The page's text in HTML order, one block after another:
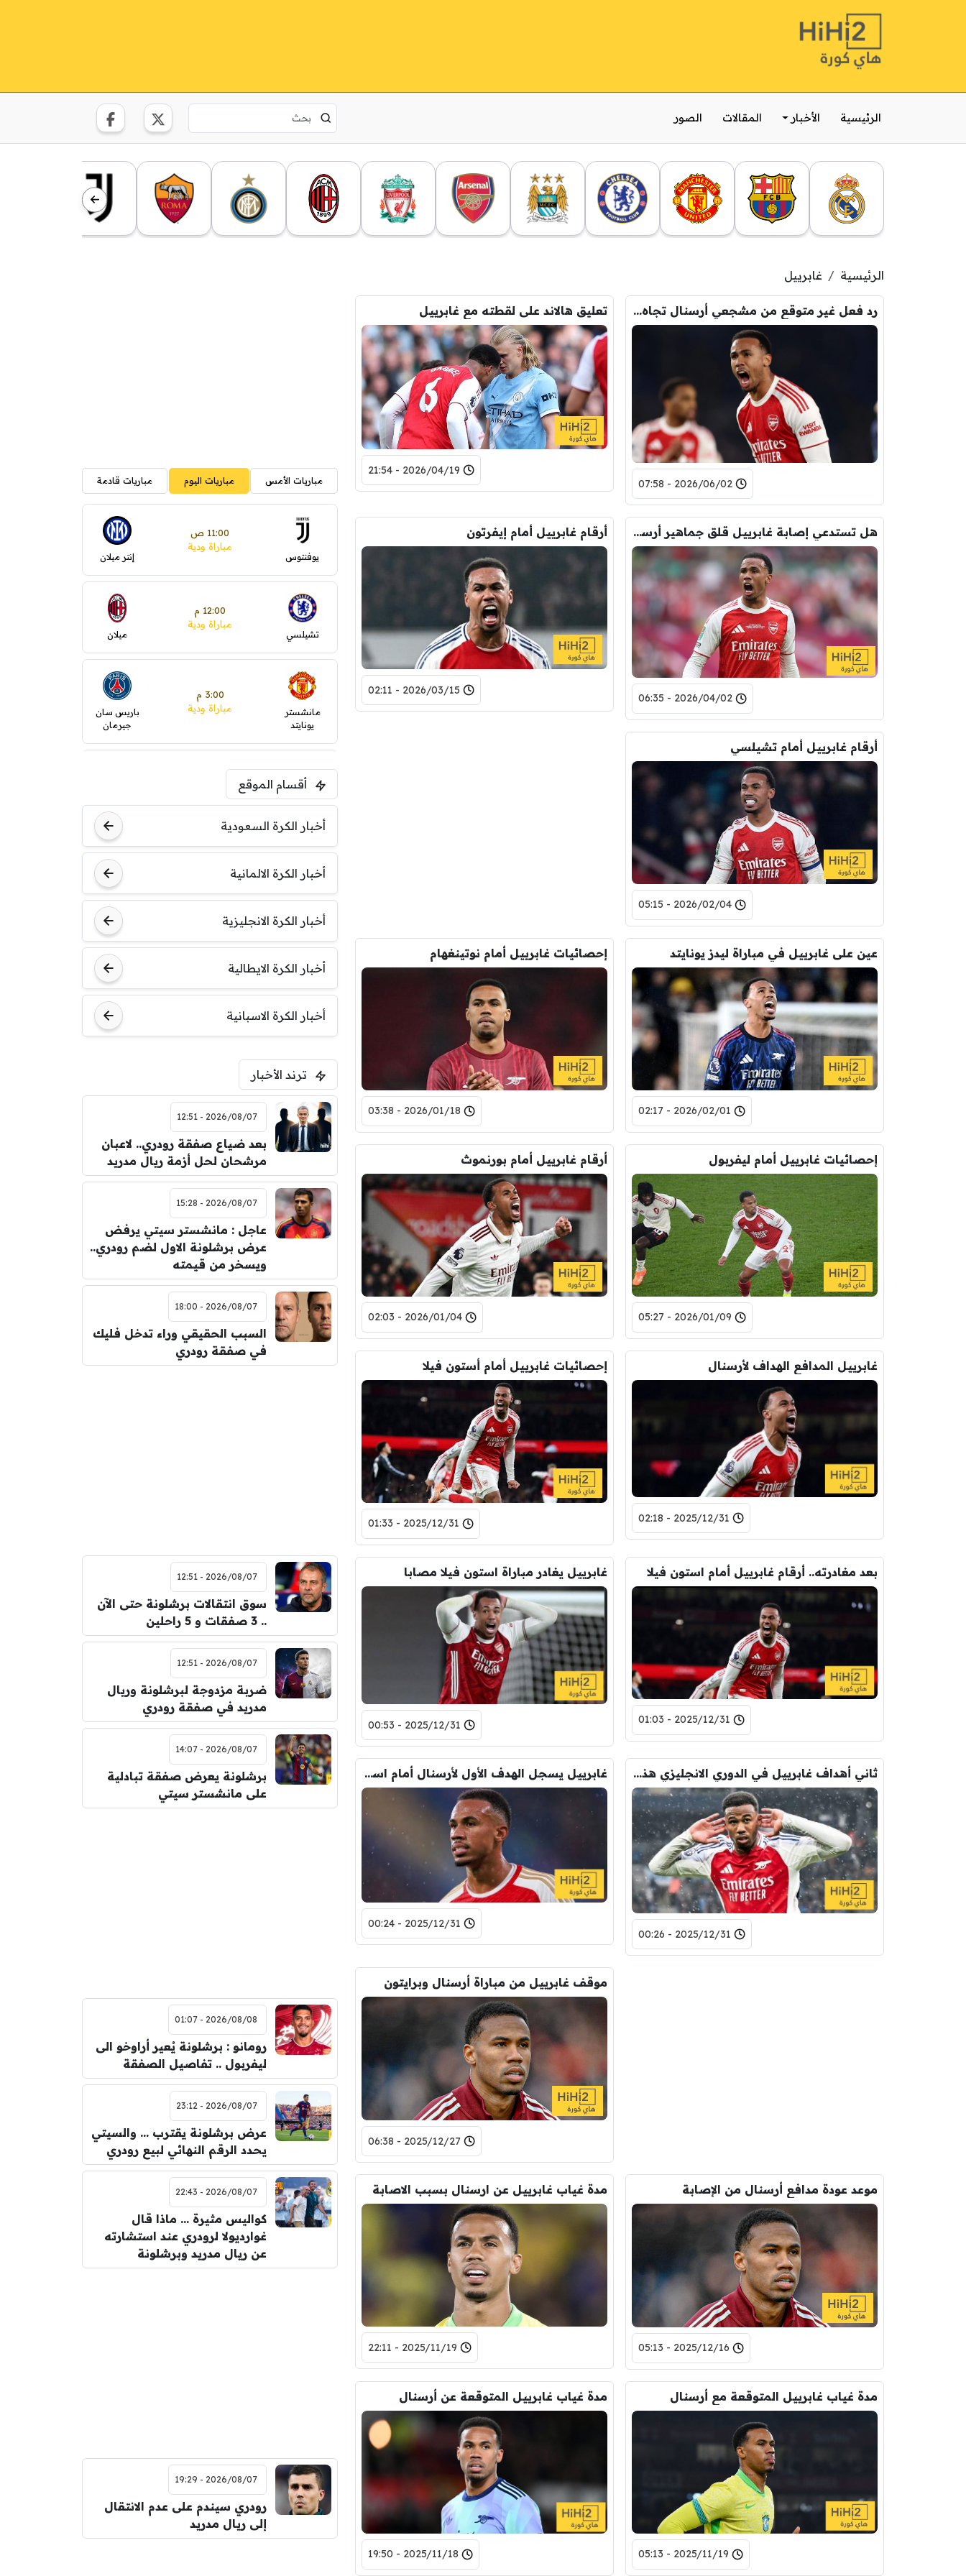
الرئيسية الأخبار المقالات الصور
الرئيسية غابرييل
رد فعل غير متوقع من مشجعي أرسنال تجاه غابرييل بعد خسارة دوري الأبطال !
2026/06/02 - 07:58
تعليق هالاند على لقطته مع غابرييل
2026/04/19 - 21:54
هل تستدعي إصابة غابرييل قلق جماهير أرسنال؟
2026/04/02 - 06:35
أرقام غابرييل أمام إيفرتون
2026/03/15 - 02:11
أرقام غابرييل أمام تشيلسي
2026/02/04 - 05:15
عين على غابرييل في مباراة ليدز يونايتد
2026/02/01 - 02:17
إحصائيات غابرييل أمام نوتينغهام
2026/01/18 - 03:38
إحصائيات غابرييل أمام ليفربول
2026/01/09 - 05:27
أرقام غابرييل أمام بورنموث
2026/01/04 - 02:03
غابرييل المدافع الهداف لأرسنال
2025/12/31 - 02:18
إحصائيات غابرييل أمام أستون فيلا
2025/12/31 - 01:33
بعد مغادرته.. أرقام غابرييل أمام استون فيلا
2025/12/31 - 01:03
غابرييل يغادر مباراة استون فيلا مصابا
2025/12/31 - 00:53
ثاني أهداف غابرييل في الدوري الانجليزي هذا الموسم
2025/12/31 - 00:26
غابرييل يسجل الهدف الأول لأرسنال أمام استون فيلا
2025/12/31 - 00:24
موقف غابرييل من مباراة أرسنال وبرايتون
2025/12/27 - 06:38
موعد عودة مدافع أرسنال من الإصابة
2025/12/16 - 05:13
مدة غياب غابرييل عن ارسنال بسبب الاصابة
2025/11/19 - 22:11
مدة غياب غابرييل المتوقعة مع أرسنال
2025/11/19 - 05:13
مدة غياب غابرييل المتوقعة عن أرسنال
2025/11/18 - 19:50
مباريات الأمس مباريات اليوم مباريات قادمة
يوفنتوس
11:00 ص
مباراة ودية
إنتر ميلان
تشيلسي
12:00 م
مباراة ودية
ميلان
مانشستر
يونايتد
3:00 م
مباراة ودية
باريس سان
جيرمان
فرينتسفاروشي ريال مدريد
مباراة ودية
نوتنغهام
فورست
اودينيزي
8:00 م
برشلونة
أقسام الموقع
أخبار الكرة السعودية
أخبار الكرة الالمانية
أخبار الكرة الانجليزية
أخبار الكرة الايطالية
أخبار الكرة الاسبانية
ترند الأخبار
2026/08/07 - 12:51
بعد ضياع صفقة رودري.. لاعبان
مرشحان لحل أزمة ريال مدريد
2026/08/07 - 15:28
عاجل : مانشستر سيتي يرفض
عرض برشلونة الاول لضم رودري..
ويسخر من قيمته
2026/08/07 - 18:00
السبب الحقيقي وراء تدخل فليك
في صفقة رودري
2026/08/07 - 12:51
سوق انتقالات برشلونة حتى الآن
.. 3 صفقات و 5 راحلين
2026/08/07 - 12:51
ضربة مزدوجة لبرشلونة وريال
مدريد في صفقة رودري
2026/08/07 - 14:07
برشلونة يعرض صفقة تبادلية
على مانشستر سيتي
2026/08/08 - 01:07
رومانو : برشلونة يُعير أراوخو الى
ليفربول .. تفاصيل الصفقة
2026/08/07 - 23:12
عرض برشلونة يقترب … والسيتي
يحدد الرقم النهائي لبيع رودري
2026/08/07 - 22:43
كواليس مثيرة … ماذا قال
غوارديولا لرودري عند استشارته
عن ريال مدريد وبرشلونة
2026/08/07 - 19:29
رودري سيندم على عدم الانتقال
إلى ريال مدريد